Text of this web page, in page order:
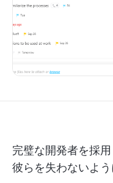
完璧な開発者を採
彼らを失わないよう